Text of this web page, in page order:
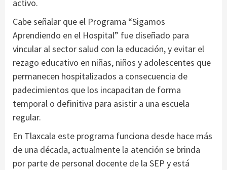
activo.
Cabe señalar que el Programa “Sigamos
Aprendiendo en el Hospital” fue diseñado para
vincular al sector salud con la educación, y evitar el
rezago educativo en niñas, niños y adolescentes que
permanecen hospitalizados a consecuencia de
padecimientos que los incapacitan de forma
temporal o definitiva para asistir a una escuela
regular.
En Tlaxcala este programa funciona desde hace más
de una década, actualmente la atención se brinda
por parte de personal docente de la SEP y está